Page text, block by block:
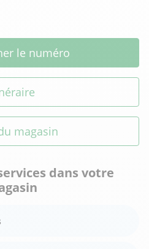
le numéro
magasin
dans votre